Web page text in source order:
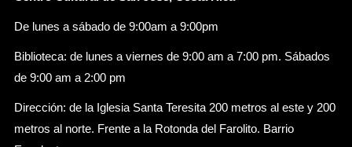
De lunes a sábado de 9:00am a 9:00pm
Biblioteca: de lunes a viernes de 9:00 am a 7:00 pm. Sábados
de 9:00 am a 2:00 pm
Dirección: de la Iglesia Santa Teresita 200 metros al este y 200
metros al norte. Frente a la Rotonda del Farolito. Barrio